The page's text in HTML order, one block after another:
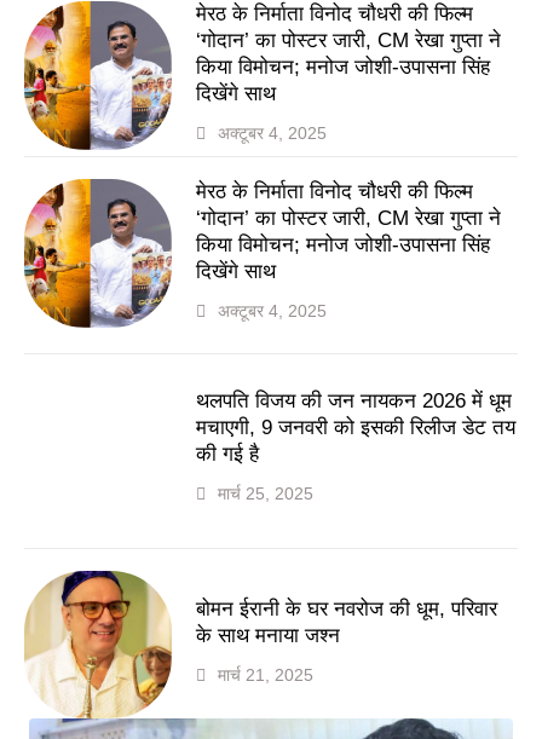
मेरठ के निर्माता विनोद चौधरी की फिल्म
‘गोदान’ का पोस्टर जारी, CM रेखा गुप्ता ने
किया विमोचन; मनोज जोशी-उपासना सिंह
दिखेंगे साथ
अक्टूबर 4, 2025
मेरठ के निर्माता विनोद चौधरी की फिल्म
‘गोदान’ का पोस्टर जारी, CM रेखा गुप्ता ने
किया विमोचन; मनोज जोशी-उपासना सिंह
दिखेंगे साथ
अक्टूबर 4, 2025
थलपति विजय की जन नायकन 2026 में धूम
मचाएगी, 9 जनवरी को इसकी रिलीज डेट तय
की गई है
मार्च 25, 2025
बोमन ईरानी के घर नवरोज की धूम, परिवार
के साथ मनाया जश्न
मार्च 21, 2025